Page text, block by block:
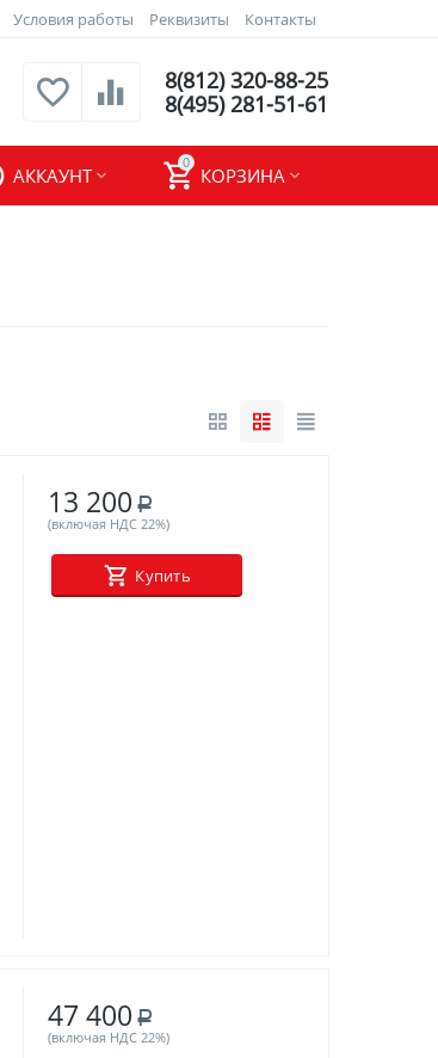
Условия работы Реквизиты Контакты
8(812) 320-88-25
8(495) 281-51-61
0
КОРЗИНА
АККАУНТ
13 200 Р
(включая НДС 22%)
Купить
47 400 Р
(включая НДС 22%)